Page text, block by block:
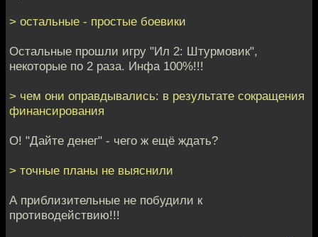
> остальные - простые боевики
Остальные прошли игру "Ил 2: Штурмовик",
некоторые по 2 раза. Инфа 100%!!!
> чем они оправдывались: в результате сокращения
финансирования
О! "Дайте денег" - чего ж ещё ждать?
> точные планы не выяснили
А приблизительные не побудили к
противодействию!!!